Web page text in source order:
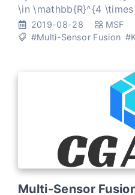
\in \mathbb{R}^{4
Measurement Function
\[ x^
2019-08-28
MSF
#Multi-Sensor Fusion
Multi-Sensor